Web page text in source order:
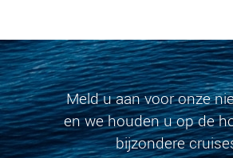
Meld u aan voor onze
en we houden u op de
bijzondere